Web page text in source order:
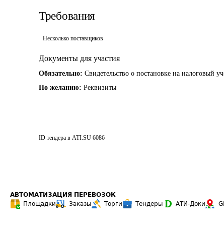
Требования
Несколько поставщиков
Документы для участия
Обязательно: Свидетельство о постановке на налоговый
По желанию: Реквизиты
ID тендера в ATI.SU 6086
АВТОМАТИЗАЦИЯ ПЕРЕВОЗОК
Площадки
Заказы Торги Тендеры АТИ-Доки